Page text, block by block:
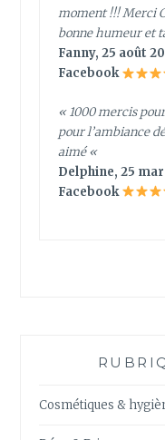
moment !!! Merci
bonne humeur et
Fanny, 25 août
Facebook
« 1000 mercis
pour l’ambiance
aimé«
Delphine, 25
Facebook
Cosmétiques &